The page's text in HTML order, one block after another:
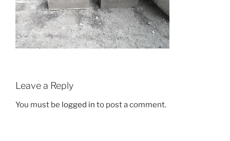
Leave a Reply
You must be logged in to post a comment.